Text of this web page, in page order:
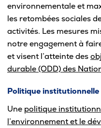
Le cégep
Notre collège
Services à la
Stages et emplois
Communications
environnementale et
les retombées sociales
activités. Les mesures
notre engagement à
et visent l’atteinte des
durable (ODD) des
Politique institutionnelle
Une politique
l’environnement et le